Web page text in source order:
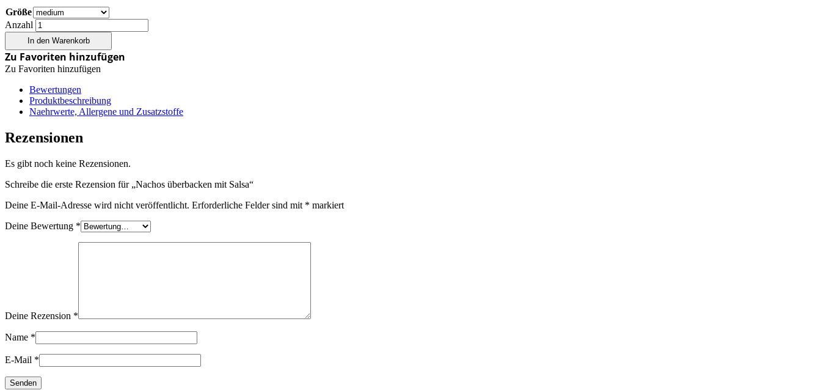
Größe
Anzahl
In den Warenkorb
Zu Favoriten hinzufügen
Zu Favoriten hinzufügen
Bewertungen
Produktbeschreibung
Naehrwerte, Allergene und Zusatzstoffe
Rezensionen
Es gibt noch keine Rezensionen.
Schreibe die erste Rezension für „Nachos überbacken mit Salsa“
Deine E-Mail-Adresse wird nicht veröffentlicht. Erforderliche Felder sind mit * markiert
Deine Bewertung *
Deine Rezension *
Name *
E-Mail *